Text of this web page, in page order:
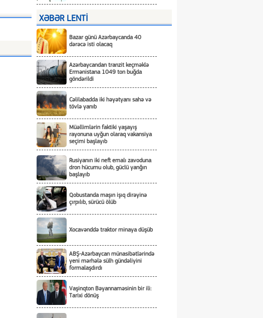
XƏBƏR LENTİ
Bazar günü Azərbaycanda 40
dərəcə isti olacaq
Azərbaycandan tranzit keçməklə
Ermənistana 1049 ton buğda
göndərildi
Cəlilabadda iki həyətyanı sahə və
tövlə yanıb
Müəllimlərin faktiki yaşayış
rayonuna uyğun olaraq vakansiya
seçimi başlayıb
Rusiyanın iki neft emalı zavoduna
dron hücumu olub, güclü yanğın
başlayıb
Qobustanda maşın işıq dirəyinə
çırpılıb, sürücü ölüb
Xocavənddə traktor minaya düşüb
ABŞ-Azərbaycan münasibətlərində
yeni mərhələ sülh gündəliyini
formalaşdırdı
Vaşinqton Bəyannaməsinin bir ili:
Tarixi dönüş